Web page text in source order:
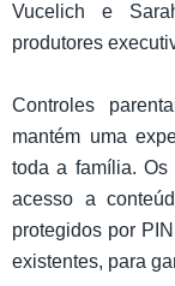
Vucelich e
produtores
Controles
mantém uma
toda a família. Os
acesso a
protegidos por
existentes, para